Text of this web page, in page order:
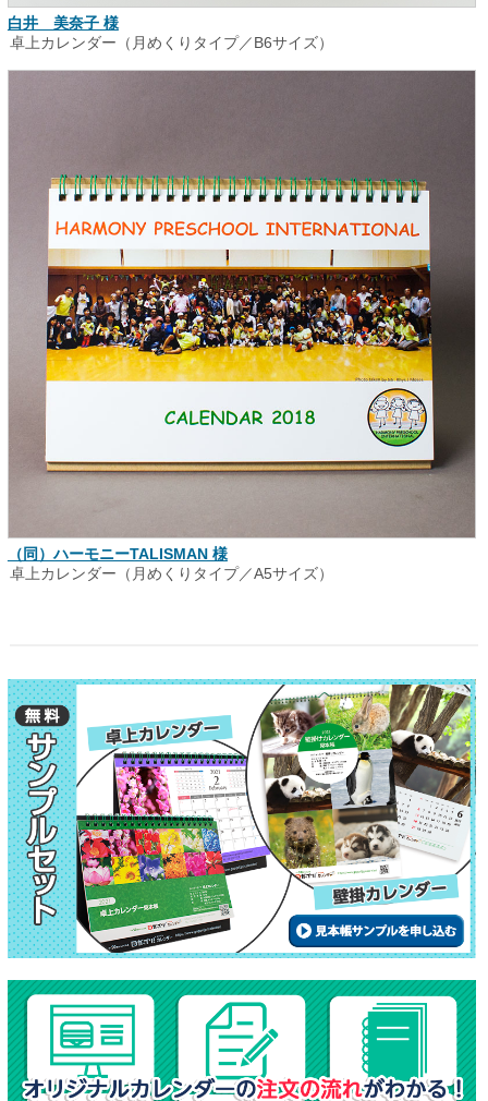
白井 美奈子 様
卓上カレンダー（月めくりタイプ／B6サイズ）
（同）ハーモニーTALISMAN 様
卓上カレンダー（月めくりタイプ／A5サイズ）